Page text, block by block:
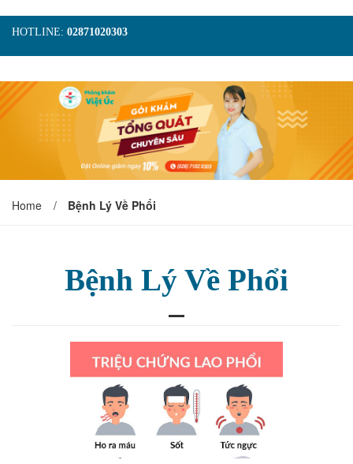
HOTLINE: 02871020303
TRANG CHỦ
GIỚI THIỆU
TIN TỨC
DỊCH VỤ
GÓI KHÁM
HÌNH ẢNH
LIÊN HỆ
ĐẶT LỊCH KHÁM
Home / Bệnh Lý Về Phổi
Bệnh Lý Về Phổi